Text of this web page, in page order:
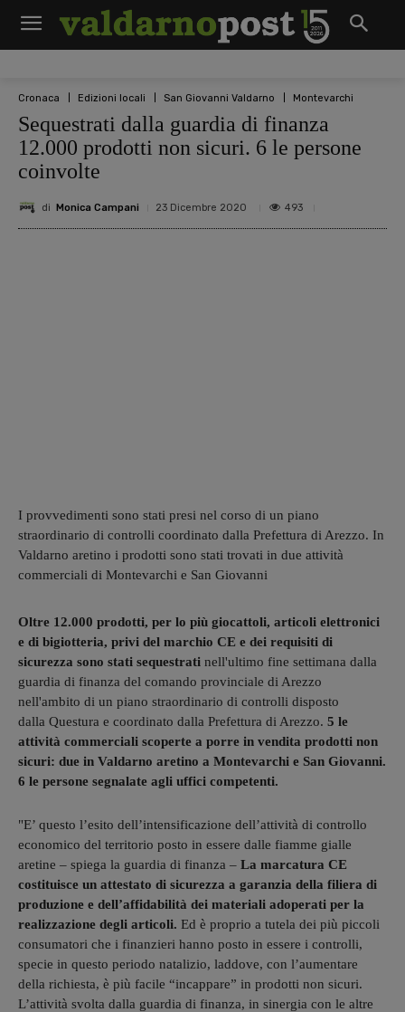
Cronaca Edizioni locali San Giovanni Valdarno Montevarchi
Sequestrati dalla guardia di finanza
12.000 prodotti non sicuri. 6 le persone
coinvolte
di Monica Campani 23 Dicembre 2020 493
I provvedimenti sono stati presi nel corso di un piano
straordinario di controlli coordinato dalla Prefettura di Arezzo. In
Valdarno aretino i prodotti sono stati trovati in due attività
commerciali di Montevarchi e San Giovanni
Oltre 12.000 prodotti, per lo più giocattoli, articoli elettronici
e di bigiotteria, privi del marchio CE e dei requisiti di
sicurezza sono stati sequestrati nell'ultimo fine settimana dalla
guardia di finanza del comando provinciale di Arezzo
nell'ambito di un piano straordinario di controlli disposto
dalla Questura e coordinato dalla Prefettura di Arezzo. 5 le
attività commerciali scoperte a porre in vendita prodotti non
sicuri: due in Valdarno aretino a Montevarchi e San Giovanni.
6 le persone segnalate agli uffici competenti.
"E’ questo l’esito dell’intensificazione dell’attività di controllo
economico del territorio posto in essere dalle fiamme gialle
aretine – spiega la guardia di finanza – La marcatura CE
costituisce un attestato di sicurezza a garanzia della filiera di
produzione e dell’affidabilità dei materiali adoperati per la
realizzazione degli articoli. Ed è proprio a tutela dei più piccoli
consumatori che i finanzieri hanno posto in essere i controlli,
specie in questo periodo natalizio, laddove, con l’aumentare
della richiesta, è più facile “incappare” in prodotti non sicuri.
L’attività svolta dalla guardia di finanza, in sinergia con le altre